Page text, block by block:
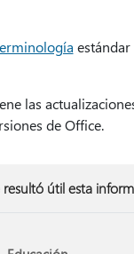
las
de Office.
resultó útil esta